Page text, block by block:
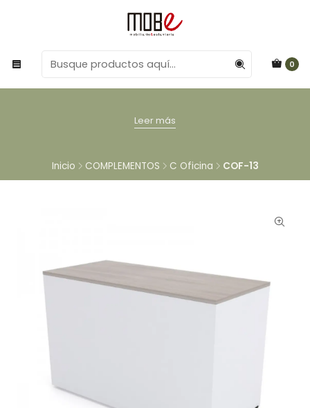
0
Leer más
Inicio COMPLEMENTOS C Oficina COF-13